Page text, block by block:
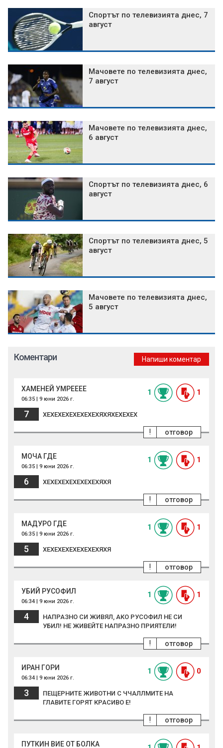
Спортът по телевизията днес, 7
август
Мачовете по телевизията днес,
7 август
Мачовете по телевизията днес,
6 август
Спортът по телевизията днес, 6
август
Спортът по телевизията днес, 5
август
Мачовете по телевизията днес,
5 август
Коментари Напиши коментар
ХАМЕНЕЙ УМРЕЕЕЕ
06:35 | 9 юни 2026 г.
1 1
7 ХЕХЕХЕХЕХЕХЕХЕХЯХЯХЕХЕХЕХ
отговор
!
МОЧА ГДЕ
06:35 | 9 юни 2026 г.
1 1
6 ХЕХЕХЕХЕХЕХЕХЕХЯХЯ
отговор
!
МАДУРО ГДЕ
06:35 | 9 юни 2026 г.
1 1
5 ХЕХЕХЕХЕХЕХЕХЕХЯХЯ
отговор
!
УБИЙ РУСОФИЛ
06:34 | 9 юни 2026 г.
1 1
4
НАПРАЗНО СИ ЖИВЯЛ, АКО РУСОФИЛ НЕ СИ
УБИЛ! НЕ ЖИВЕЙТЕ НАПРАЗНО ПРИЯТЕЛИ!
отговор
!
ИРАН ГОРИ
06:34 | 9 юни 2026 г.
1 0
3
ПЕЩЕРНИТЕ ЖИВОТНИ С ЧЧАЛЛМИТЕ НА
ГЛАВИТЕ ГОРЯТ КРАСИВО Е!
отговор
!
ПУТКИН ВИЕ ОТ БОЛКА